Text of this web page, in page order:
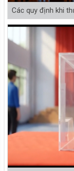
Các quy định khi